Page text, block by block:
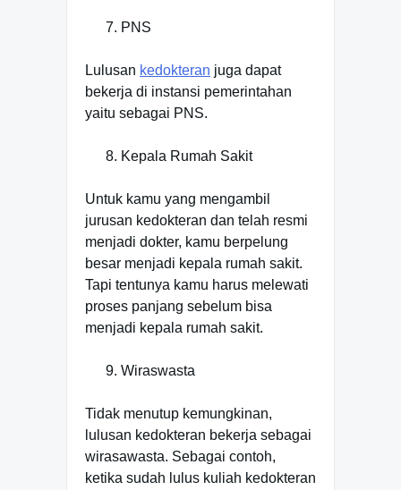
PNS
Lulusan kedokteran juga dapat
bekerja di instansi pemerintahan
yaitu sebagai PNS.
Kepala Rumah Sakit
Untuk kamu yang mengambil
jurusan kedokteran dan telah resmi
menjadi dokter, kamu berpelung
besar menjadi kepala rumah sakit.
Tapi tentunya kamu harus melewati
proses panjang sebelum bisa
menjadi kepala rumah sakit.
Wiraswasta
Tidak menutup kemungkinan,
lulusan kedokteran bekerja sebagai
wirasawasta. Sebagai contoh,
ketika sudah lulus kuliah kedokteran